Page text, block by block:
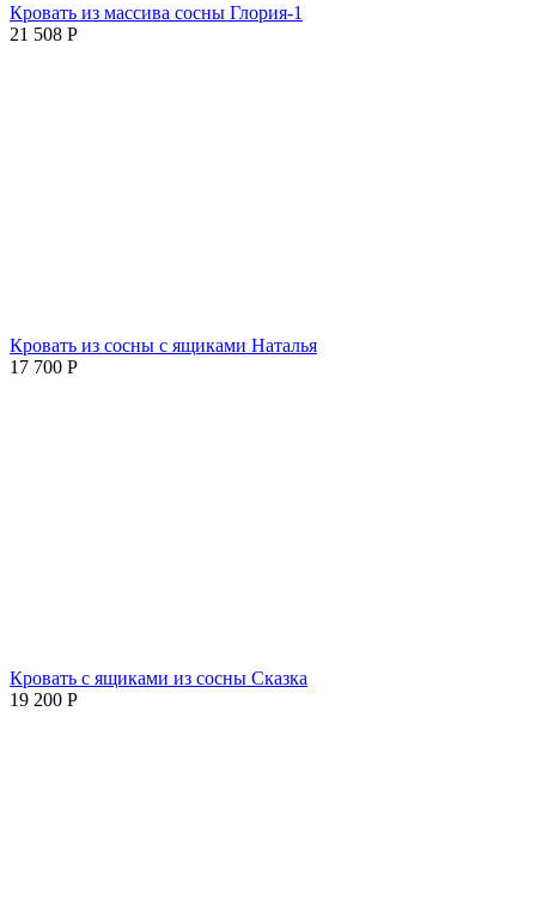
Кровать из массива сосны Глория-1
21 508 Р
Кровать из сосны с ящиками Наталья
17 700 Р
Кровать с ящиками из сосны Сказка
19 200 Р